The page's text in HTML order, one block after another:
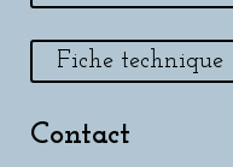
Fiche technique
Contact